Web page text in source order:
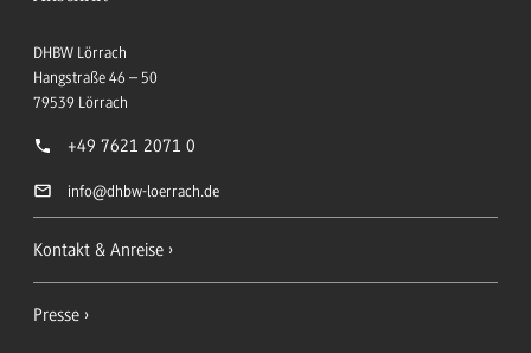
DHBW Lörrach
Hangstraße 46 – 50
79539 Lörrach
+49 7621 2071 0
info@dhbw-loerrach.de
Kontakt & Anreise
Presse